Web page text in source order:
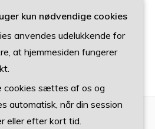
kun nødvendige cookies
anvendes udelukkende for
at hjemmesiden fungerer
cookies sættes af os og
automatisk, når din session
eller efter kort tid.